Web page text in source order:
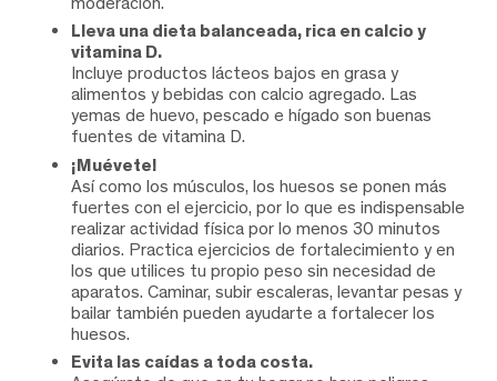
Lleva una dieta balanceada, rica en calcio y
vitamina D.
Incluye productos lácteos bajos en grasa y
alimentos y bebidas con calcio agregado. Las
yemas de huevo, pescado e hígado son buenas
fuentes de vitamina D.
¡Muévete!
Así como los músculos, los huesos se ponen más
fuertes con el ejercicio, por lo que es indispensable
realizar actividad física por lo menos 30 minutos
diarios. Practica ejercicios de fortalecimiento y en
los que utilices tu propio peso sin necesidad de
aparatos. Caminar, subir escaleras, levantar pesas y
bailar también pueden ayudarte a fortalecer los
huesos.
Evita las caídas a toda costa.